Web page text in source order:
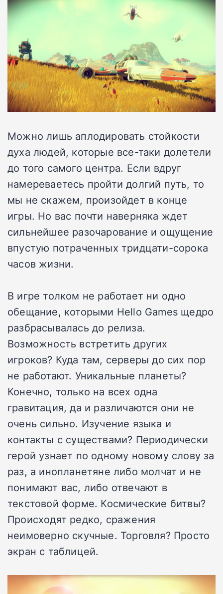
Можно лишь аплодировать стойкости
духа людей, которые все-таки долетели
до того самого центра. Если вдруг
намереваетесь пройти долгий путь, то
мы не скажем, произойдет в конце
игры. Но вас почти наверняка ждет
сильнейшее разочарование и ощущение
впустую потраченных тридцати-сорока
часов жизни.
В игре толком не работает ни одно
обещание, которыми Hello Games щедро
разбрасывалась до релиза.
Возможность встретить других
игроков? Куда там, серверы до сих пор
не работают. Уникальные планеты?
Конечно, только на всех одна
гравитация, да и различаются они не
очень сильно. Изучение языка и
контакты с существами? Периодически
герой узнает по одному новому слову за
раз, а инопланетяне либо молчат и не
понимают вас, либо отвечают в
текстовой форме. Космические битвы?
Происходят редко, сражения
неимоверно скучные. Торговля? Просто
экран с таблицей.